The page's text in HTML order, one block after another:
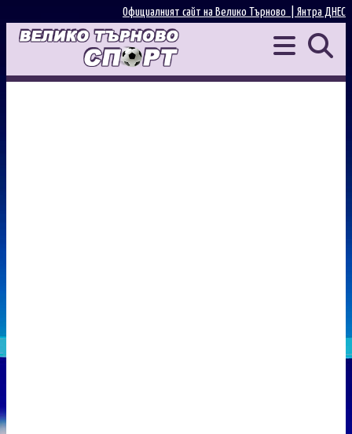
Янтра ДНЕС
Официалният сайт на Велико Търново |